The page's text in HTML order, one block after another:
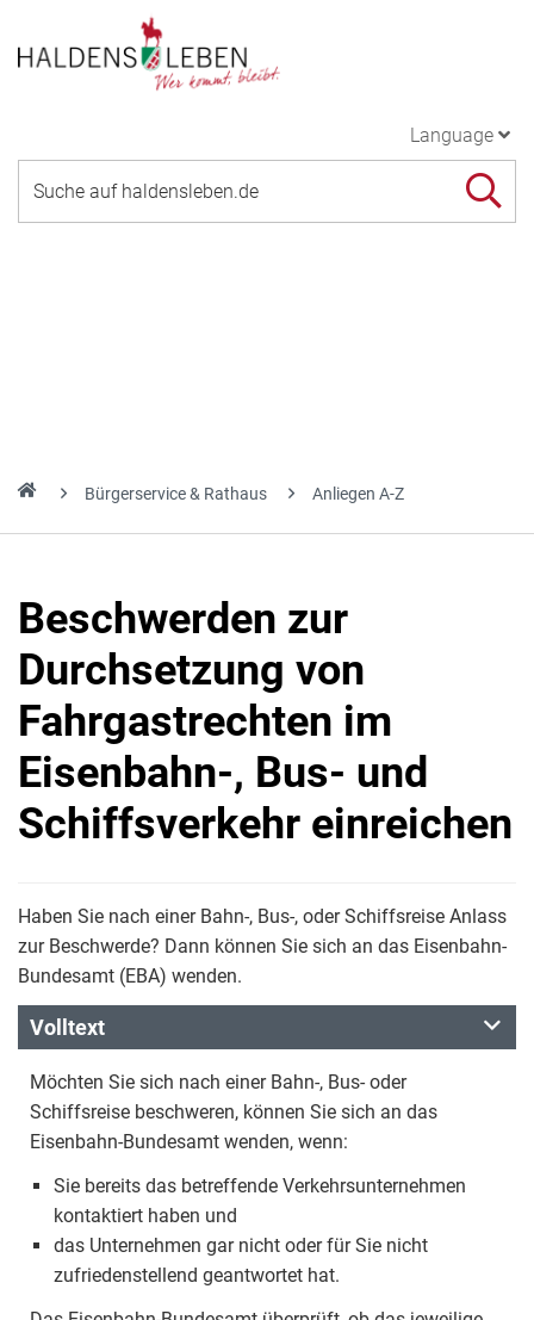
Language
Bürgerservice & Rathaus Anliegen A-Z
Beschwerden zur
Durchsetzung von
Fahrgastrechten im
Eisenbahn-, Bus- und
Schiffsverkehr einreichen
Haben Sie nach einer Bahn-, Bus-, oder Schiffsreise Anlass
zur Beschwerde? Dann können Sie sich an das Eisenbahn-
Bundesamt (EBA) wenden.
Volltext
Möchten Sie sich nach einer Bahn-, Bus- oder
Schiffsreise beschweren, können Sie sich an das
Eisenbahn-Bundesamt wenden, wenn:
Sie bereits das betreffende Verkehrsunternehmen
kontaktiert haben und
das Unternehmen gar nicht oder für Sie nicht
zufriedenstellend geantwortet hat.